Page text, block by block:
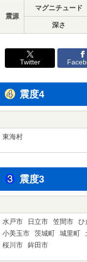
震源
マグニチュード
深さ
Twitter
震度4
東海村
震度3
水戸市 日立市 笠間市 ひ
小美玉市
茨城町 城里町
桜川市
鉾田市